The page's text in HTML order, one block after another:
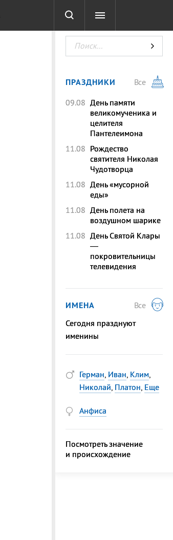
ТЕСТЫ
ПРАЗДНИКИ
Все
09.08 День памяти
великомученика и
целителя
Пантелеимона
11.08 Рождество
святителя Николая
Чудотворца
11.08 День «мусорной
еды»
11.08 День полета на
воздушном шарике
11.08 День Святой Клары
—
покровительницы
телевидения
ИМЕНА
Все
Сегодня празднуют
именины
Герман, Иван, Клим,
Николай, Платон, Еще
Анфиса
Посмотреть значение
и происхождение